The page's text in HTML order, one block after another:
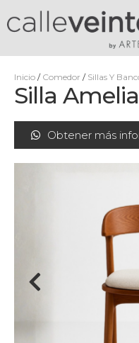
Inicio / Comedor / Sillas Y
Silla
Obtener más